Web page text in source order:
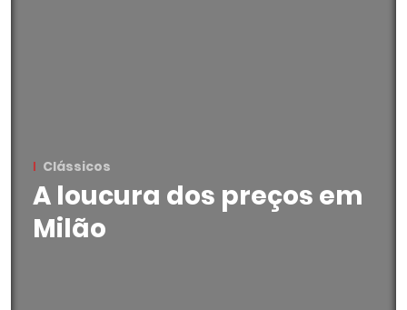
Clássicos
A loucura dos preços em
Milão